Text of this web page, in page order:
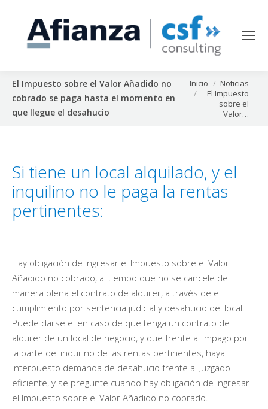
El Impuesto sobre el Valor Añadido no
cobrado se paga hasta el momento en
que llegue el desahucio
Estás aquí:
Inicio
Noticias
El Impuesto
sobre el
Valor…
Si tiene un local alquilado, y el
inquilino no le paga la rentas
pertinentes:
Hay obligación de ingresar el Impuesto sobre el Valor
Añadido no cobrado, al tiempo que no se cancele de
manera plena el contrato de alquiler, a través de el
cumplimiento por sentencia judicial y desahucio del local.
Puede darse el en caso de que tenga un contrato de
alquiler de un local de negocio, y que frente al impago por
la parte del inquilino de las rentas pertinentes, haya
interpuesto demanda de desahucio frente al Juzgado
eficiente, y se pregunte cuando hay obligación de ingresar
el Impuesto sobre el Valor Añadido no cobrado.